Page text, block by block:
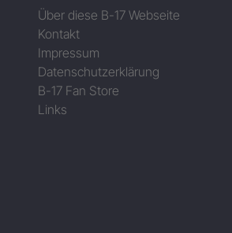
Über diese B-17 Webseite
Kontakt
Impressum
Datenschutzerklärung
B-17 Fan Store
Links